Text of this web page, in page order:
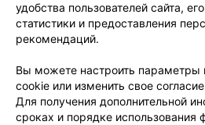
Пользовательское соглашение
Вакансии
Написать в
Персональные
Обработка
удобства пользователей сайта,
статистики и предоставления
рекомендаций.
Вы можете настроить параметры
cookie или изменить свое
Для получения дополнительной
сроках и порядке использования